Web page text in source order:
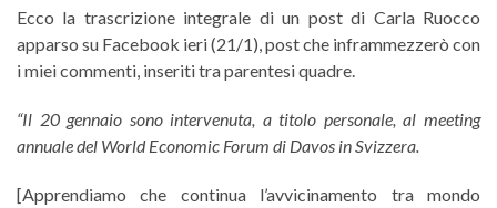
Ecco la trascrizione integrale di un post di Carla Ruocco
apparso su Facebook ieri (21/1), post che inframmezzerò con
i miei commenti, inseriti tra parentesi quadre.
“Il 20 gennaio sono intervenuta, a titolo personale, al meeting
annuale del World Economic Forum di Davos in Svizzera.
[Apprendiamo che continua l’avvicinamento tra mondo